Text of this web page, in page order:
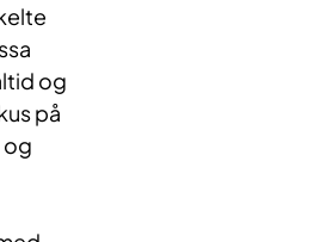
og
på
og